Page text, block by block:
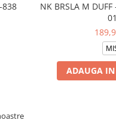
838
NK BRSLA M
ADAUGA IN